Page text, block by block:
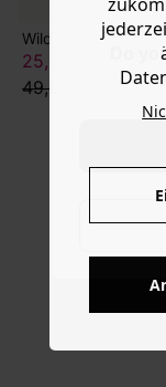
Do
Wildleder-Sabots
25,00 €
49,99 €